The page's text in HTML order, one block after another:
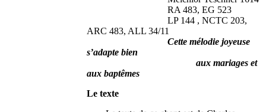
RA 483, EG 523
LP 144 , NCTC 203,
ARC 483, ALL 34/11
Cette mélodie joyeuse
s’adapte bien
aux mariages et
aux baptêmes
Le texte